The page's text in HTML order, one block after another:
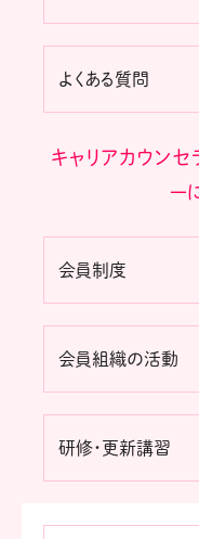
よくある質問
キャリアカウンセ
ー
会員制度
会員組織の活動
研修・更新講習